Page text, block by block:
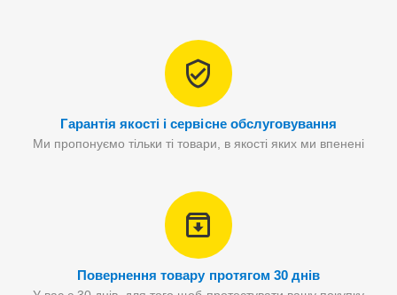
Гарантія якості і сервісне обслуговування
Ми пропонуємо тільки ті товари, в якості яких ми впенені
Повернення товару протягом 30 днів